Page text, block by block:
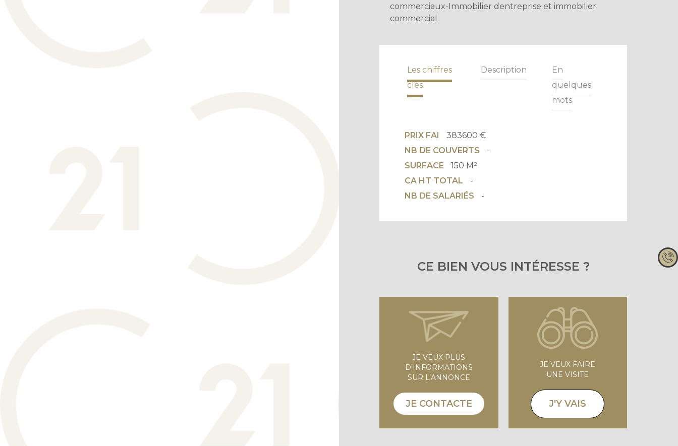
commerciaux-Immobilier dentreprise et immobilier
commercial.
Les chiffres
clés
Description
En
quelques
mots
PRIX FAI
383600 €
NB DE COUVERTS
-
SURFACE
150 M²
CA HT TOTAL
-
NB DE SALARIÉS
-
CE BIEN VOUS INTÉRESSE ?
JE VEUX PLUS
D’INFORMATIONS
SUR L’ANNONCE
JE CONTACTE
JE VEUX FAIRE
UNE VISITE
J'Y VAIS